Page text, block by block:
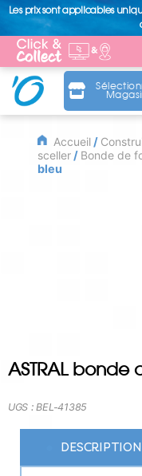
Les prix sont applicables
Accueil/
sceller/ Bonde de
bleu
ASTRAL bonde
UGS :BEL-41385
DESCRIPTION